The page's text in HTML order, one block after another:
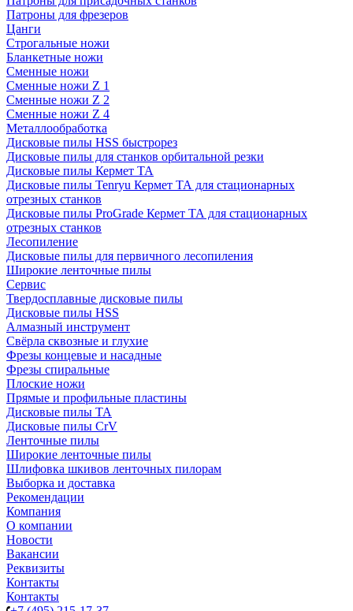
Патроны для фрезеров
Цанги
Строгальные ножи
Бланкетные ножи
Сменные ножи
Сменные ножи Z 1
Сменные ножи Z 2
Сменные ножи Z 4
Металлообработка
Дисковые пилы HSS быстрорез
Дисковые пилы для станков орбитальной резки
Дисковые пилы Кермет ТА
Дисковые пилы Tenryu Кермет ТА для стационарных
отрезных станков
Дисковые пилы ProGrade Кермет ТА для стационарных
отрезных станков
Лесопиление
Дисковые пилы для первичного лесопиления
Широкие ленточные пилы
Сервис
Твердосплавные дисковые пилы
Дисковые пилы HSS
Алмазный инструмент
Свёрла сквозные и глухие
Фрезы концевые и насадные
Фрезы спиральные
Плоские ножи
Прямые и профильные пластины
Дисковые пилы TA
Дисковые пилы CrV
Ленточные пилы
Широкие ленточные пилы
Шлифовка шкивов ленточных пилорам
Выборка и доставка
Рекомендации
Компания
О компании
Новости
Вакансии
Реквизиты
Контакты
Контакты